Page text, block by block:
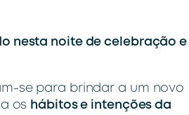
nesta noite de celebração e
se para brindar a um novo
os hábitos e intenções da